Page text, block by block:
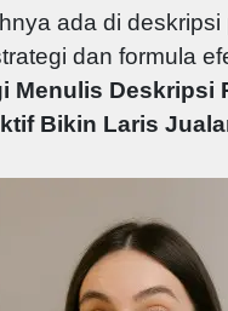
ada di deskripsi
dan formula
Menulis Deskripsi
Bikin Laris